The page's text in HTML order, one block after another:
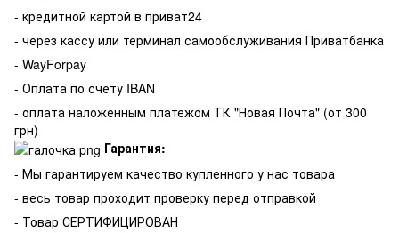
- кредитной картой в приват24
- через кассу или терминал самообслуживания Приватбанка
- WayForpay
- Оплата по счёту IBAN
- оплата наложенным платежом ТК "Новая Почта" (от 300
грн)
Гарантия:
- Мы гарантируем качество купленного у нас товара
- весь товар проходит проверку перед отправкой
- Товар СЕРТИФИЦИРОВАН